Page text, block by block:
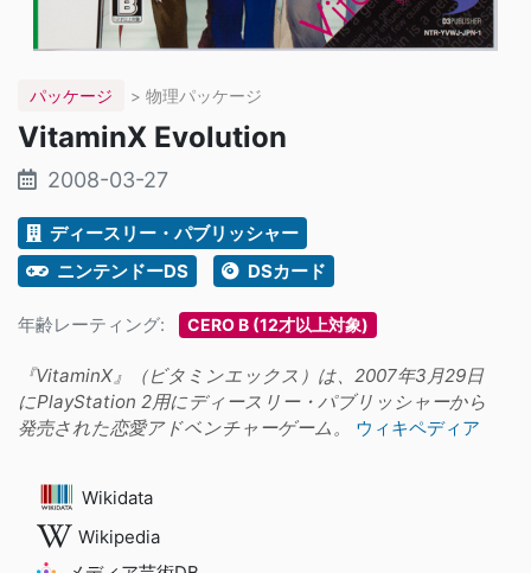
パッケージ > 物理パッケージ
VitaminX Evolution
2008-03-27
ディースリー・パブリッシャー
ニンテンドーDS
DSカード
年齢レーティング: CERO B (12才以上対象)
『VitaminX』（ビタミンエックス）は、2007年3月29日
にPlayStation 2用にディースリー・パブリッシャーから
発売された恋愛アドベンチャーゲーム。
ウィキペディア
Wikidata
Wikipedia